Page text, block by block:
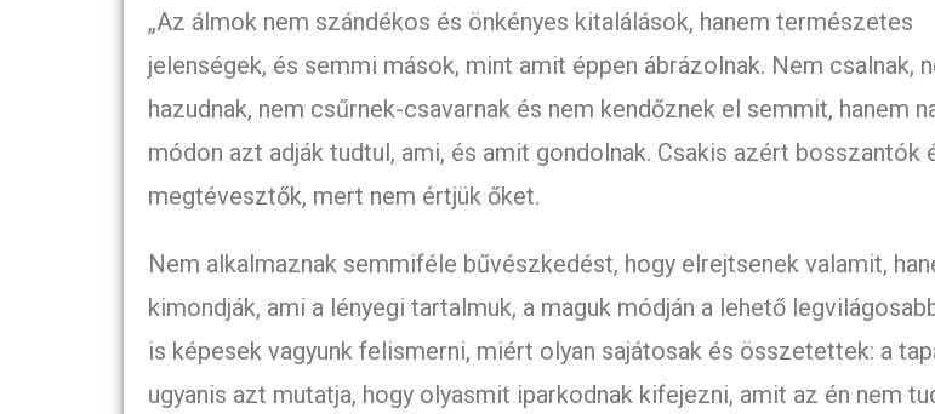
„Az álmok nem szándékos és önkényes kitalálások, hanem természetes
jelenségek, és semmi mások, mint amit éppen ábrázolnak. Nem csalnak,
hazudnak, nem csűrnek-csavarnak és nem kendőznek el semmit, hanem
módon azt adják tudtul, ami, és amit gondolnak. Csakis azért bosszantók
megtévesztők, mert nem értjük őket.
Nem alkalmaznak semmiféle bűvészkedést, hogy elrejtsenek valamit,
kimondják, ami a lényegi tartalmuk, a maguk módján a lehető
is képesek vagyunk felismerni, miért olyan sajátosak és összetettek: a
ugyanis azt mutatja, hogy olyasmit iparkodnak kifejezni, amit az én nem